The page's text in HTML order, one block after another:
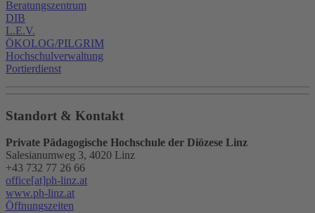
Beratungszentrum
DIB
L.E.V.
ÖKOLOG/PILGRIM
Hochschulverwaltung
Portierdienst
Standort & Kontakt
Private Pädagogische Hochschule der Diözese Linz
Salesianumweg 3, 4020 Linz
+43 732 77 26 66
office[at]ph-linz.at
www.ph-linz.at
Öffnungszeiten